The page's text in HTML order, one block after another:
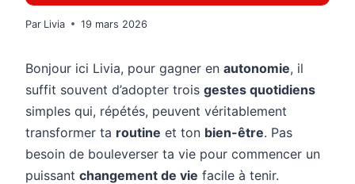
Par Livia 19 mars 2026
Bonjour ici Livia, pour gagner en autonomie, il
suffit souvent d’adopter trois gestes quotidiens
simples qui, répétés, peuvent véritablement
transformer ta routine et ton bien-être. Pas
besoin de bouleverser ta vie pour commencer un
puissant changement de vie facile à tenir.